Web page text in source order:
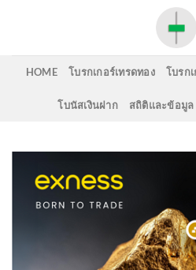
HOME โบรกเกอร์เทรดทอง โบรก
โบนัสเงินฝาก สถิติและข้อมูล